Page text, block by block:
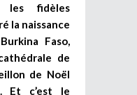
les fidèles
la naissance
Faso,
de
de Noël
Et c’est le